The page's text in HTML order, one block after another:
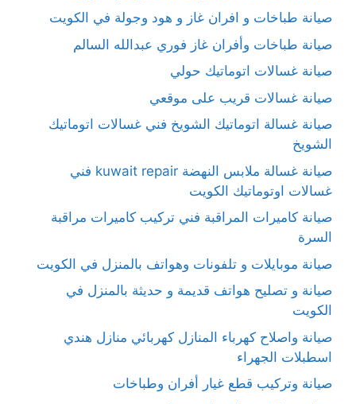
صيانة طباخات و افران غاز و هود وجولة في الكويت
صيانة طباخات وأفران غاز فوري عبدالله السالم
صيانة غسالات اتوماتيك حولي
صيانة غسالات قريب على موقعي
صيانة غسالة اتوماتيك الشويخ فني غسالات اتوماتيك
الشويخ
صيانة غسالة ملابس النهضة kuwait repair فني
غسالات اوتوماتيك الكويت
صيانة كاميرات المراقبة فني تركيب كاميرات مراقبة
السرة
صيانة موبايلات و تلفونات وهواتف بالمنزل في الكويت
صيانة و تصليح هواتف قديمة و حديثة بالمنزل في
الكويت
صيانة واصلاح كهرباء المنازل كهربائي منازل هندي
اسطبلات الجهراء
صيانة وتركيب قطع غيار أفران وطباخات